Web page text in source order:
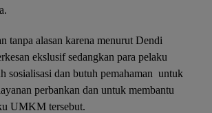
tanpa alasan karena menurut Dendi
ekslusif sedangkan para pelaku
sosialisasi dan butuh pemahaman untuk
perbankan dan untuk membantu
UMKM tersebut.